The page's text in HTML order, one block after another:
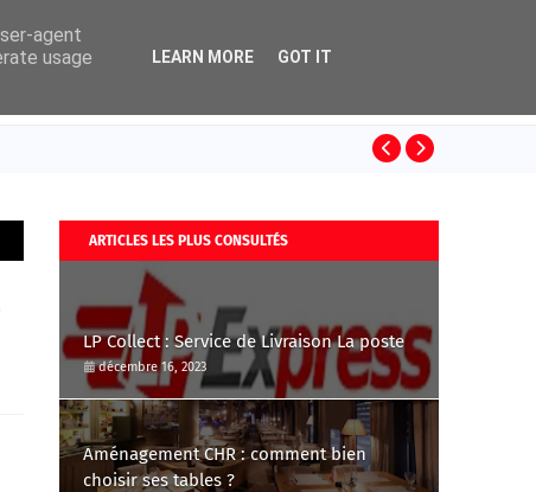
ARTICLES LES PLUS CONSULTÉS
LP Collect : Service de Livraison La poste
décembre 16, 2023
Aménagement CHR : comment bien
choisir ses tables ?
agent
usage
LEARN MORE GOT IT